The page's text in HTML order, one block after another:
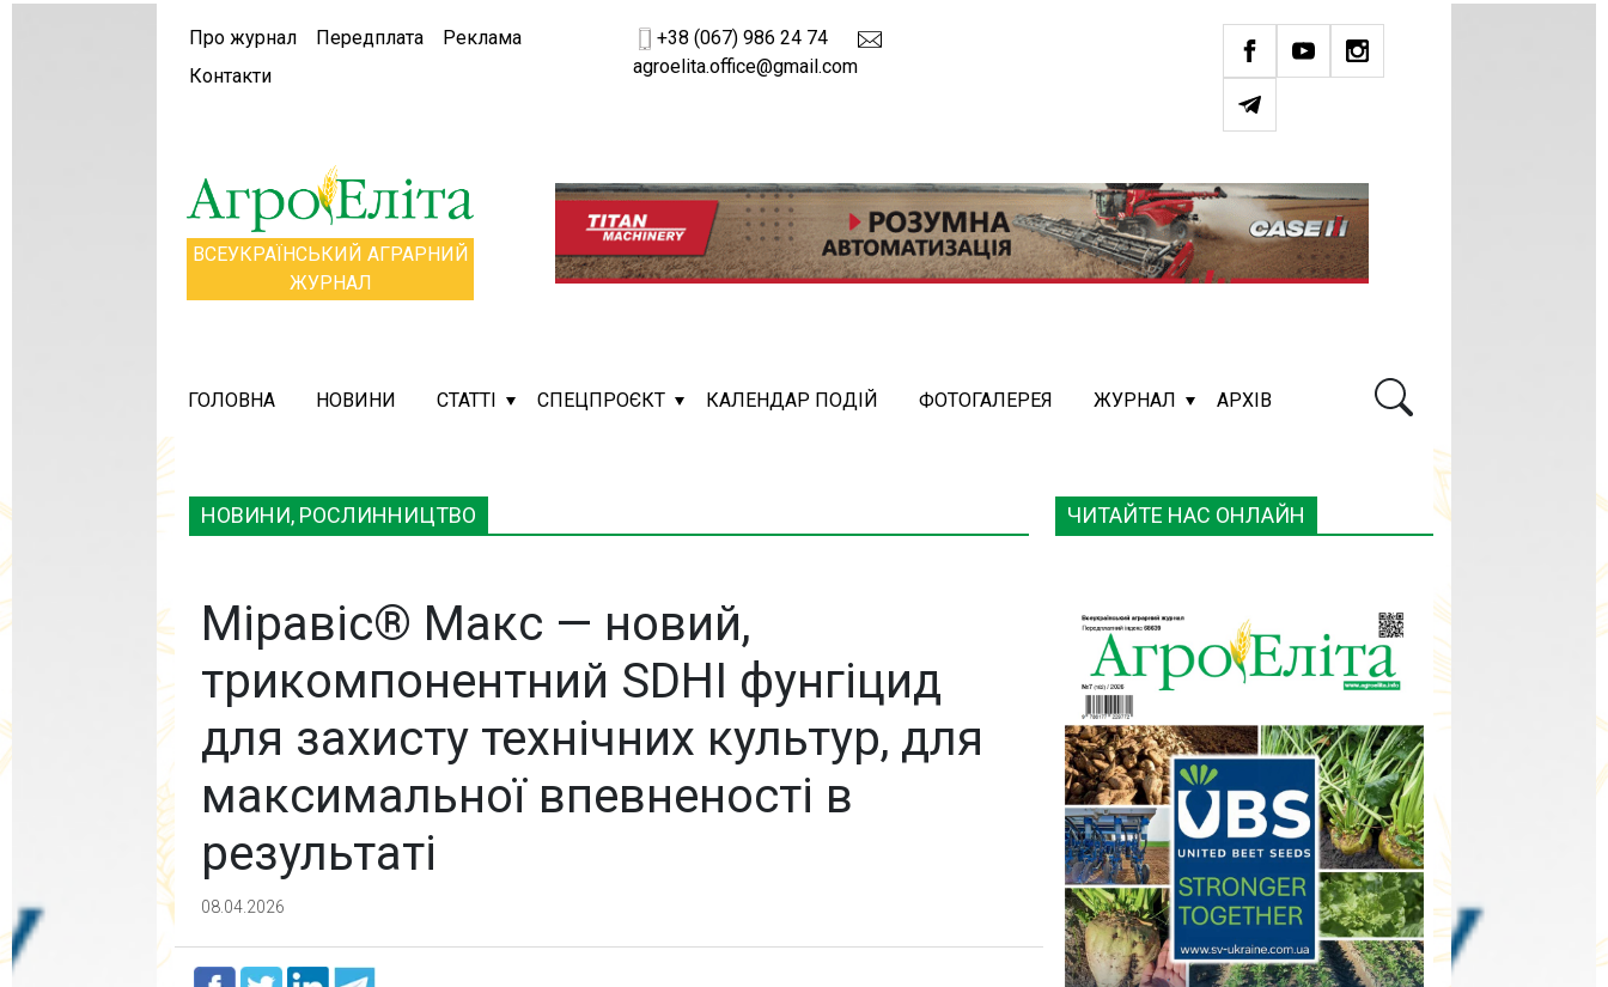
Про журнал Передплата
Реклама
Контакти
+38 (067) 986 24 74
agroelita.office@gmail.com
ВСЕУКРАЇНСЬКИЙ АГРАРНИЙ
ЖУРНАЛ
ГОЛОВНА НОВИНИ СТАТТІ СПЕЦПРОЄКТ КАЛЕНДАР ПОДІЙ ФОТОГАЛЕРЕЯ ЖУРНАЛ АРХІВ
ЧИТАЙТЕ НАС ОНЛАЙН
НОВИНИ, РОСЛИННИЦТВО
Міравіс® Макс — новий,
трикомпонентний SDHI фунгіцид
для захисту технічних культур, для
максимальної впевненості в
результаті
08.04.2026